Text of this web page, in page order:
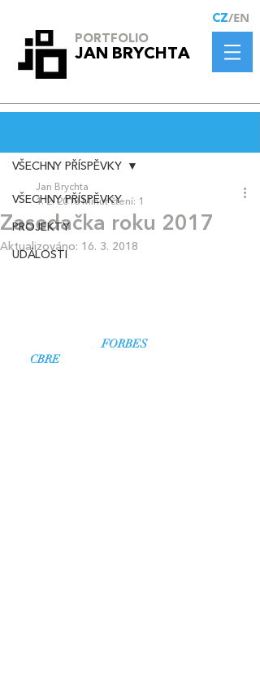
CZ/EN
PORTFOLIO
JAN BRYCHTA
VŠECHNY PŘÍSPĚVKY
PROJEKTY
UDÁLOSTI
VŠECHNY PŘÍSPĚVKY
Zasedačka roku 2017
Jan Brychta
1. 2. 2018Minut čtení: 1
Aktualizováno: 16. 3. 2018
Vice naleznete na FORBES
CBRE.